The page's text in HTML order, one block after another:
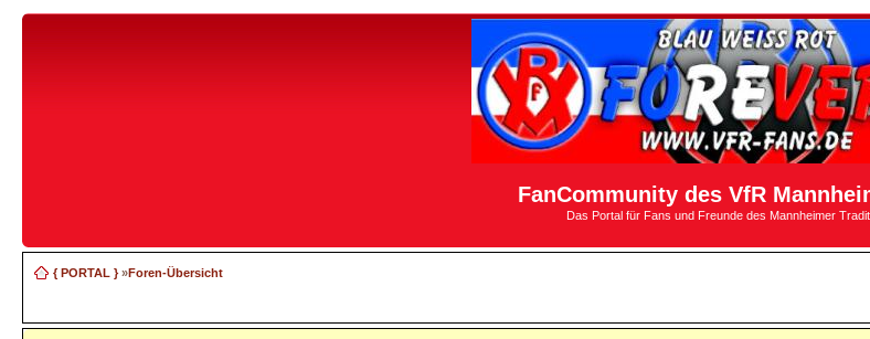
FanCommunity des VfR
Das Portal für Fans und Freunde des Mannheimer
{ PORTAL }»Foren-Übersicht